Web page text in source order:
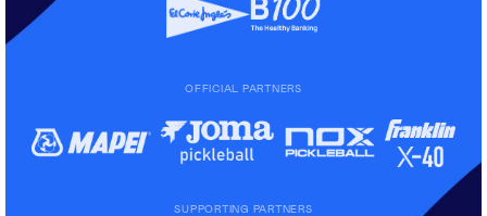
OFFICIAL PARTNERS
SUPPORTING PARTNERS